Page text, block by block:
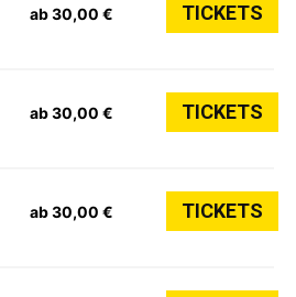
ab 30,00 € TICKETS
ab 30,00 € TICKETS
ab 30,00 € TICKETS